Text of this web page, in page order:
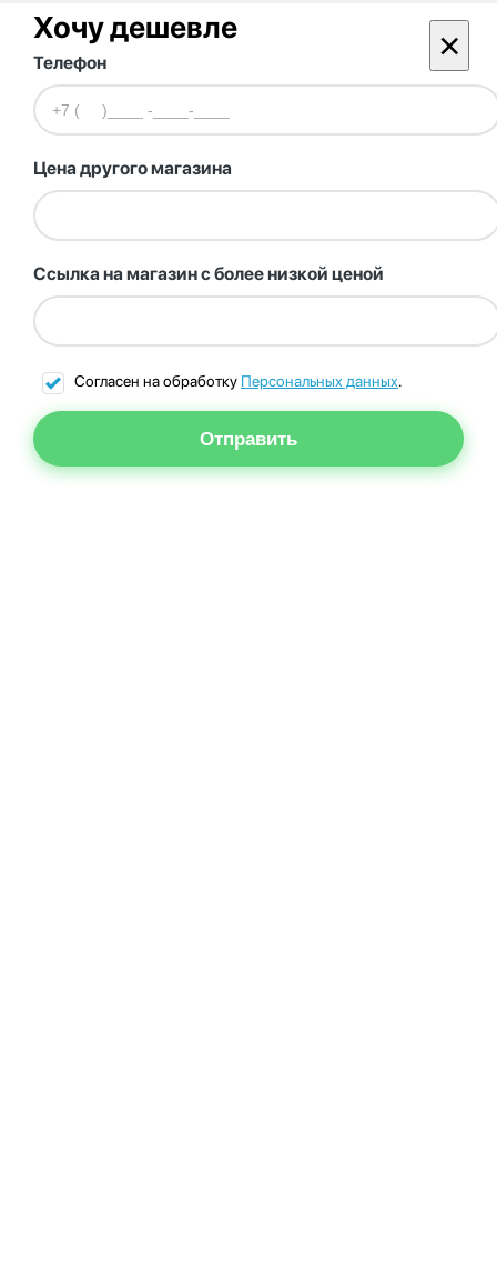
Хочу дешевле ×
Телефон
Цена другого магазина
Ссылка на магазин с более низкой ценой
Согласен на обработку Персональных данных.
Отправить